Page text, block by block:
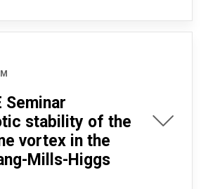
Seminar
stability of the
vortex in the
Mills-Higgs